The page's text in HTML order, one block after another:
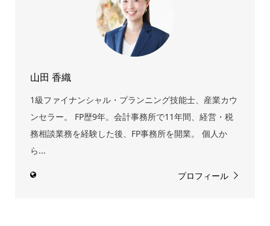
山田 香織
1級ファイナンシャル・プランニング技能士、産業カウ
ンセラー。 FP歴9年。会計事務所で11年間、経営・税
務相談業務を経験した後、FP事務所を開業。 個人か
ら...
プロフィール